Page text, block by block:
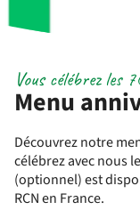
Menu
Vous célébrez les
Découvrez notre
célébrez avec nous
(optionnel) est
RCN en France.